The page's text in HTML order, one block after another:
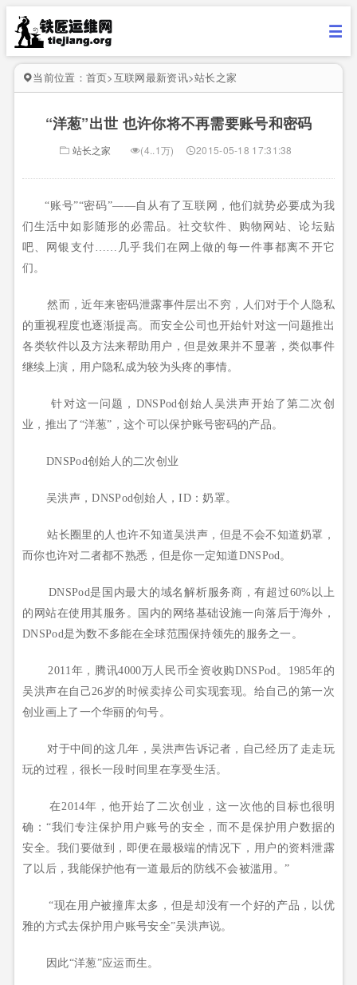
当前位置： 首页>互联网最新资讯>站长之家
“洋葱”出世 也许你将不再需要账号和密码
站长之家 (4..1万) 2015-05-18 17:31:38
“账号”“密码”——自从有了互联网，他们就势必要成为我
们生活中如影随形的必需品。社交软件、购物网站、论坛贴
吧、网银支付……几乎我们在网上做的每一件事都离不开它
们。
然而，近年来密码泄露事件层出不穷，人们对于个人隐私
的重视程度也逐渐提高。而安全公司也开始针对这一问题推出
各类软件以及方法来帮助用户，但是效果并不显著，类似事件
继续上演，用户隐私成为较为头疼的事情。
针对这一问题，DNSPod创始人吴洪声开始了第二次创
业，推出了“洋葱”，这个可以保护账号密码的产品。
DNSPod创始人的二次创业
吴洪声，DNSPod创始人，ID：奶罩。
站长圈里的人也许不知道吴洪声，但是不会不知道奶罩，
而你也许对二者都不熟悉，但是你一定知道DNSPod。
DNSPod是国内最大的域名解析服务商，有超过60%以上
的网站在使用其服务。国内的网络基础设施一向落后于海外，
DNSPod是为数不多能在全球范围保持领先的服务之一。
2011年，腾讯4000万人民币全资收购DNSPod。1985年的
吴洪声在自己26岁的时候卖掉公司实现套现。给自己的第一次
创业画上了一个华丽的句号。
对于中间的这几年，吴洪声告诉记者，自己经历了走走玩
玩的过程，很长一段时间里在享受生活。
在2014年，他开始了二次创业，这一次他的目标也很明
确：“我们专注保护用户账号的安全，而不是保护用户数据的
安全。我们要做到，即便在最极端的情况下，用户的资料泄露
了以后，我能保护他有一道最后的防线不会被滥用。”
“现在用户被撞库太多，但是却没有一个好的产品，以优
雅的方式去保护用户账号安全”吴洪声说。
因此“洋葱”应运而生。